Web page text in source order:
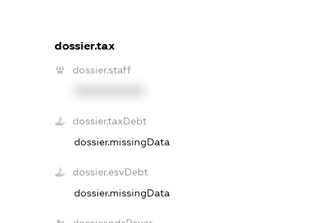
dossier.tax
dossier.staff
dossier.taxDebt
dossier.missingData
dossier.esvDebt
dossier.missingData